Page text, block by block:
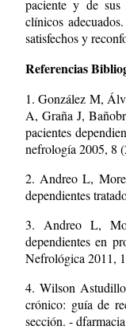
paciente y de sus
clínicos
satisfechos y
Referencias
1. González M,
A, Graña J,
pacientes
nefrología 2005, 8
2. Andreo L,
dependientes
3. Andreo L,
dependientes en
Nefrológica 2011,
4. Wilson
crónico: guía de
sección. -